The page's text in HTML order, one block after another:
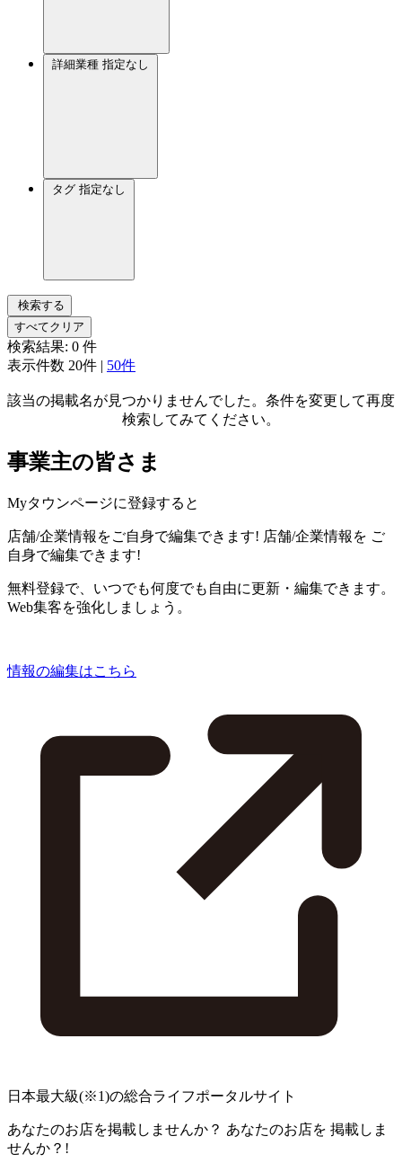
詳細業種 指定なし
タグ 指定なし
検索する
すべてクリア
検索結果: 0 件
表示件数 20件 | 50件
該当の掲載名が見つかりませんでした。条件を変更して再度
検索してみてください。
事業主の皆さま
Myタウンページに登録すると
店舗/企業情報をご自身で編集できます! 店舗/企業情報を ご
自身で編集できます!
無料登録で、いつでも何度でも自由に更新・編集できます。
Web集客を強化しましょう。
情報の編集はこちら
日本最大級(※1)の総合ライフポータルサイト
あなたのお店を掲載しませんか？ あなたのお店を 掲載しま
せんか？!